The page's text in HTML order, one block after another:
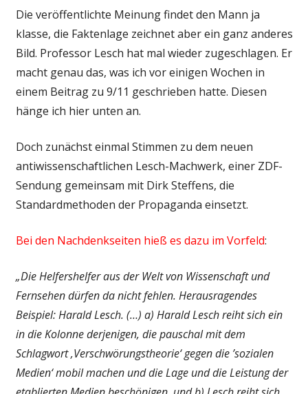
Die veröffentlichte Meinung findet den Mann ja
klasse, die Faktenlage zeichnet aber ein ganz anderes
Bild. Professor Lesch hat mal wieder zugeschlagen. Er
macht genau das, was ich vor einigen Wochen in
einem Beitrag zu 9/11 geschrieben hatte. Diesen
hänge ich hier unten an.
Doch zunächst einmal Stimmen zu dem neuen
antiwissenschaftlichen Lesch-Machwerk, einer ZDF-
Sendung gemeinsam mit Dirk Steffens, die
Standardmethoden der Propaganda einsetzt.
Bei den Nachdenkseiten hieß es dazu im Vorfeld:
„Die Helfershelfer aus der Welt von Wissenschaft und
Fernsehen dürfen da nicht fehlen. Herausragendes
Beispiel: Harald Lesch. (…) a) Harald Lesch reiht sich ein
in die Kolonne derjenigen, die pauschal mit dem
Schlagwort ‚Verschwörungstheorie‘ gegen die ’sozialen
Medien‘ mobil machen und die Lage und die Leistung der